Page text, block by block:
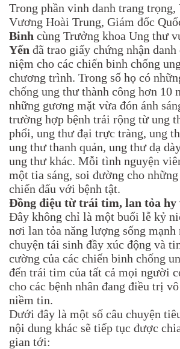
Trong phần vinh danh trang
Vương Hoài Trung, Giám đốc
Binh cùng Trưởng khoa Ung thư
Yến đã trao giấy chứng nhận
niệm cho các chiến binh chống
chương trình. Trong số họ có
chống ung thư thành công hơn 10
những gương mặt vừa đón ánh
trường hợp bệnh trải rộng từ ung
phổi, ung thư đại trực tràng, ung
ung thư thanh quản, ung thư dạ
ung thư khác. Mỗi tình nguyện
một tia sáng, soi đường cho
chiến đấu với bệnh tật.
Đồng điệu từ trái tim, lan tỏa hy
Đây không chỉ là một buổi lễ kỷ
nơi lan tỏa năng lượng sống mạnh
chuyện tái sinh đầy xúc động và
cường của các chiến binh chống
đến trái tim của tất cả mọi người
cho các bệnh nhân đang điều trị
niềm tin.
Dưới đây là một số câu chuyện
nội dung khác sẽ tiếp tục được
gian tới: